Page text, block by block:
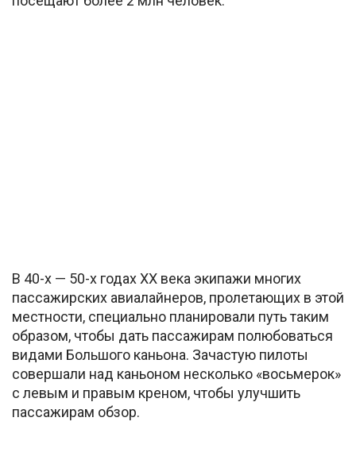
В 40-х — 50-х годах ХХ века экипажи многих
пассажирских авиалайнеров, пролетающих в этой
местности, специально планировали путь таким
образом, чтобы дать пассажирам полюбоваться
видами Большого каньона. Зачастую пилоты
совершали над каньоном несколько «восьмерок»
с левым и правым креном, чтобы улучшить
пассажирам обзор.